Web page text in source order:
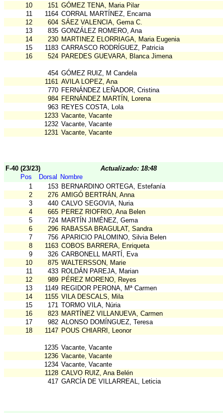
10
151 GÓMEZ TENA, Maria Pilar
11
1164 CORRAL MARTÍNEZ, Encarna
12
604 SÁEZ VALENCIA, Gema C.
13
835 GONZÁLEZ ROMERO, Ana
14
230 MARTINEZ ELORRIAGA, Maria Eugenia
15
1183 CARRASCO RODRÍGUEZ, Patricia
16
524 PAREDES GUEVARA, Blanca Jimena
454 GÓMEZ RUIZ, M Candela
1161 AVILA LOPEZ, Ana
770 FERNÁNDEZ LEÑADOR, Cristina
984 FERNÁNDEZ MARTÍN, Lorena
963 REYES COSTA, Lola
1233 Vacante, Vacante
1232 Vacante, Vacante
1231 Vacante, Vacante
F-40 (23/23)
Actualizado: 18:48
Pos
Dorsal
Nombre
1
153 BERNARDINO ORTEGA, Estefanía
2
276 AMIGÓ BERTRÁN, Anna
3
440 CALVO SEGOVIA, Nuria
4
665 PEREZ RIOFRIO, Ana Belen
5
724 MARTÍN JIMÉNEZ, Gema
6
296 RABASSA BRAGULAT, Sandra
7
756 APARICIO PALOMINO, Silvia Belen
8
1163 COBOS BARRERA, Enriqueta
9
326 CARBONELL MARTÍ, Eva
10
875 WALTERSSON, Marie
11
433 ROLDÁN PAREJA, Marian
12
989 PÉREZ MORENO, Reyes
13
1149 REGIDOR PERONA, Mª Carmen
14
1155 VILA DESCALS, Mila
15
171 TORMO VILA, Núria
16
823 MARTÍNEZ VILLANUEVA, Carmen
17
982 ALONSO DOMÍNGUEZ, Teresa
18
1147 POUS CHIARRI, Leonor
1235 Vacante, Vacante
1236 Vacante, Vacante
1234 Vacante, Vacante
1128 CALVO RUIZ, Ana Belén
417 GARCÍA DE VILLARREAL, Leticia